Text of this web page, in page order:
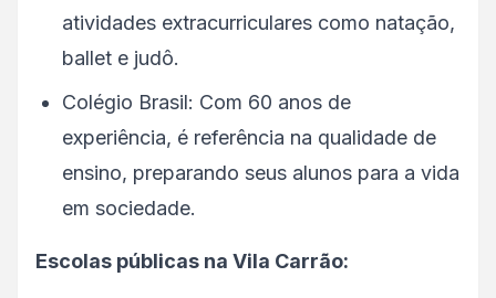
atividades extracurriculares como natação,
ballet e judô.
Colégio Brasil: Com 60 anos de
experiência, é referência na qualidade de
ensino, preparando seus alunos para a vida
em sociedade.
Escolas públicas na Vila Carrão: